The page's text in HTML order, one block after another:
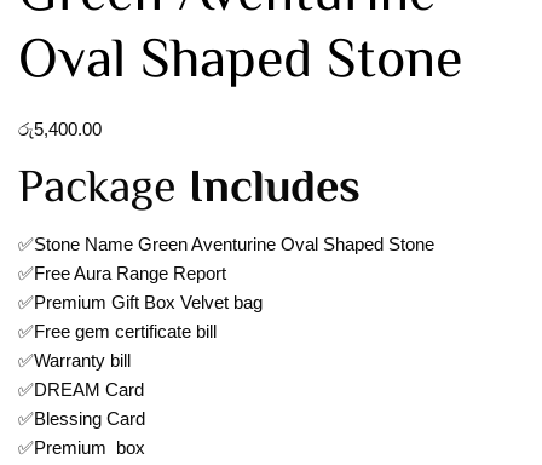
Oval Shaped Stone
රු5,400.00
Package Includes
✅Stone Name Green Aventurine Oval Shaped Stone
✅Free Aura Range Report
✅Premium Gift Box Velvet bag
✅Free gem certificate bill
✅Warranty bill
✅DREAM Card
✅Blessing Card
✅Premium box